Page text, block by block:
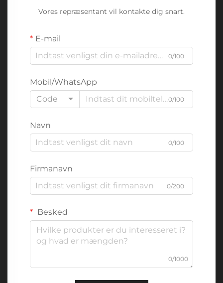
Vores repræsentant vil kontakte dig snart.
E-mail
0/100
Mobil/WhatsApp
Code
0/100
Navn
0/100
Firmanavn
0/200
Besked
0/1000